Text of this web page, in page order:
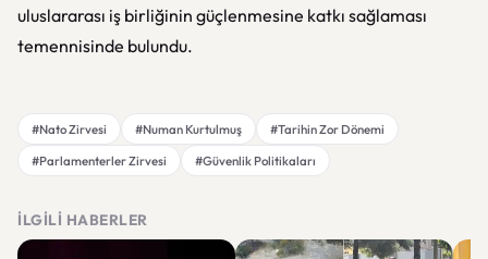
uluslararası iş birliğinin güçlenmesine katkı sağlaması
temennisinde bulundu.
#Nato Zirvesi #Numan Kurtulmuş
#Tarihin Zor Dönemi
#Parlamenterler Zirvesi
#Güvenlik Politikaları
İLGILI HABERLER